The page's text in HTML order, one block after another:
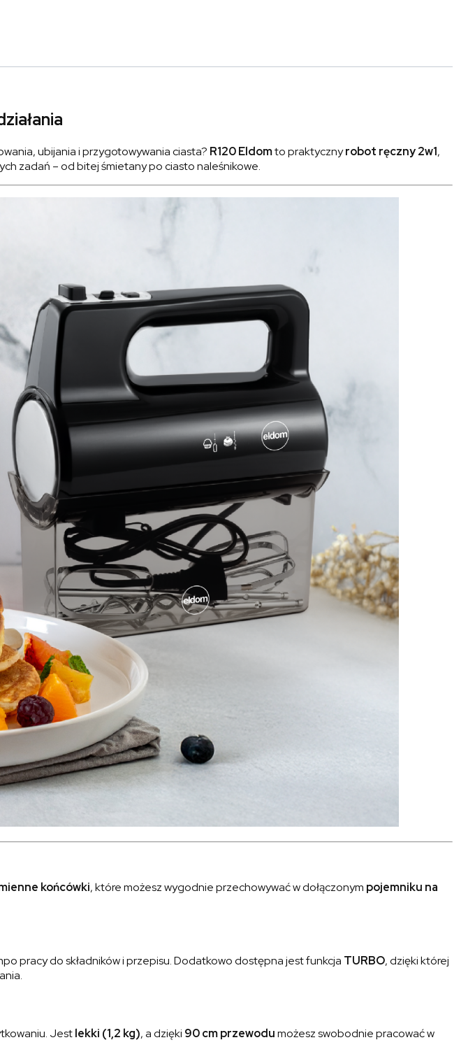
ubijania i przygotowywania ciasta? R120 Eldomto praktycznyrobot ręczny 2w1,
zadań – od bitej śmietany po ciasto naleśnikowe.
końcówki, które możesz wygodnie przechowywać w dołączonym pojemniku na
pracy do składników i przepisu. Dodatkowo dostępna jest funkcja TURBO, dzięki której
Jestlekki (1,2 kg), a dzięki 90 cm przewodumożesz swobodnie pracować w